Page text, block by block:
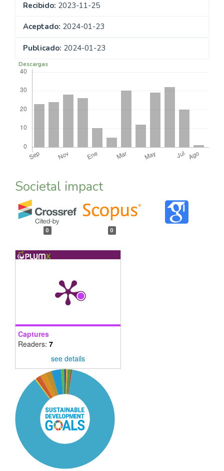
Recibido: 2023-11-25
Aceptado: 2024-01-23
Publicado: 2024-01-23
Descargas
Societal impact
0 0
Captures
Readers: 7
see details